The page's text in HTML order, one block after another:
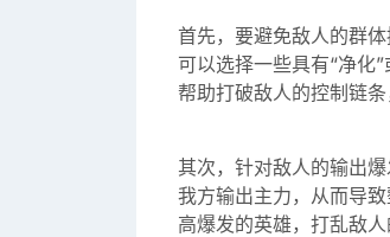
首先，要避免敌人的群
可以选择一些具有“净化
帮助打破敌人的控制链
其次，针对敌人的输出
我方输出主力，从而导
高爆发的英雄，打乱敌